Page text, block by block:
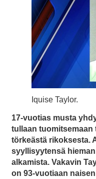
Iquise Taylor.
17-vuotias musta
tullaan
törkeästä rikoksesta.
syyllisyytensä
alkamista. Vakavin
on 93-vuotiaan